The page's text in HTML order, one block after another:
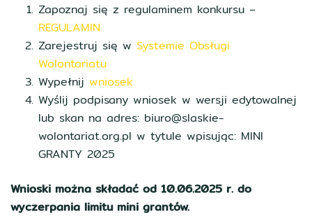
Zapoznaj się z regulaminem konkursu –
REGULAMIN
Zarejestruj się w Systemie Obsługi
Wolontariatu
Wypełnij wniosek
Wyślij podpisany wniosek w wersji edytowalnej
lub skan na adres: biuro@slaskie-
wolontariat.org.pl w tytule wpisując: MINI
GRANTY 2025
Wnioski można składać od 10.06.2025 r. do
wyczerpania limitu mini grantów.